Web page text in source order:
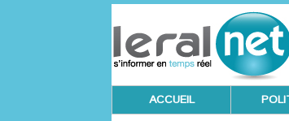
ACCUEIL